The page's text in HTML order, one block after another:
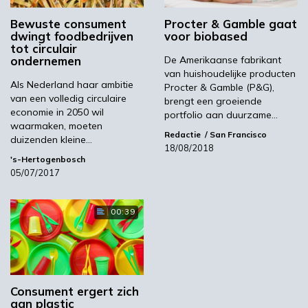
gemaakt. Door deze impact in geld uit te
drukken, is het duidelijker welke producten
vervuilend zijn.
Uit het onderzoek blijkt dat consumenten dan
een gemiddelde prijsstijging van maximaal 9,6
procent gerechtvaardigd vinden. Consumenten
die niet meer willen betalen, geven aan dat ze
niet meer te besteden hebben (28 procent),
het niet nodig vinden (28 procent) of dat de
minder marge (25 procent).
Hoger prijskaartje
Bewuste consument
dwingt foodbedrijven
tot circulair
ondernemen
Als Nederland haar ambitie
van een volledig circulaire
economie in 2050 wil
waarmaken, moeten
duizenden kleine…
's-Hertogenbosch
05/07/2017
Procter & Gamble gaat
voor biobased
De Amerikaanse fabrikant
van huishoudelijke producten
Procter & Gamble (P&G),
brengt een groeiende
portfolio aan duurzame…
Redactie San Francisco
18/08/2018
00:39
Consument ergert zich
aan plastic